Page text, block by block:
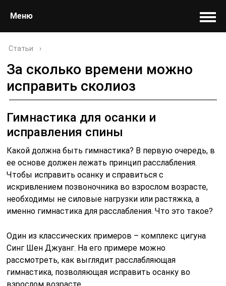
Меню
Статьи ›
За сколько времени можно
исправить сколиоз
Гимнастика для осанки и
исправления спины
Какой должна быть гимнастика? В первую очередь, в
ее основе должен лежать принцип расслабления.
Чтобы исправить осанку и справиться с
искривлением позвоночника во взрослом возрасте,
необходимы не силовые нагрузки или растяжка, а
именно гимнастика для расслабления. Что это такое?
Один из классических примеров – комплекс цигуна
Синг Шен Джуанг. На его примере можно
рассмотреть, как выглядит расслабляющая
гимнастика, позволяющая исправить осанку во